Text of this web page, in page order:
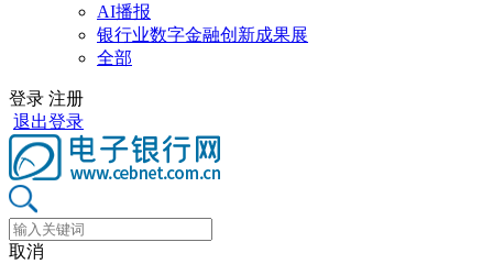
AI播报
银行业数字金融创新成果展
全部
登录 注册
退出登录
取消